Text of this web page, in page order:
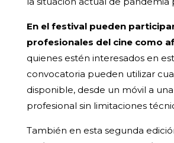
En el festival pueden
profesionales del cine como
quienes estén interesados en
convocatoria pueden utilizar
disponible, desde un móvil a
profesional sin limitaciones
También en esta segunda